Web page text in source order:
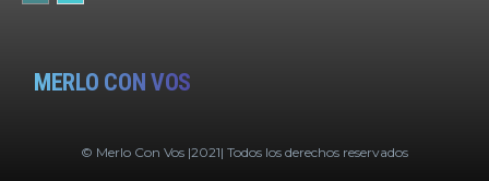
MERLO CON VOS
© Merlo Con Vos |2021| Todos los derechos reservados